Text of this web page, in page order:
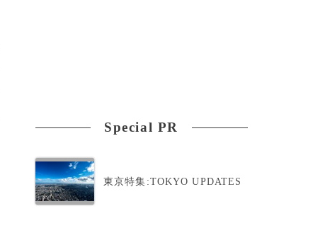
Special PR
東京特集:TOKYO UPDATES